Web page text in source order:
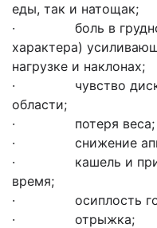
еды, так и натощак;
· боль в грудной
характера)
нагрузке и наклонах;
· чувство
области;
· потеря веса;
· снижение
· кашель и
время;
· осиплость
· отрыжка;